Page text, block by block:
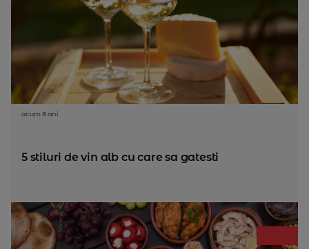
acum 8 ani
5 stiluri de vin alb cu care sa gatesti